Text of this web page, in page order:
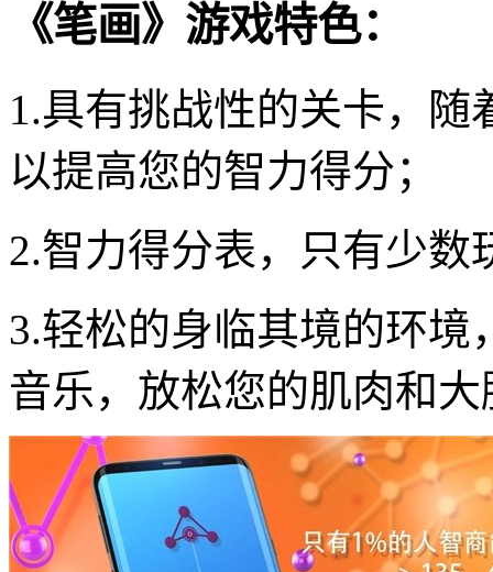
《笔画》游戏特色：
1.具有挑战性的关卡，
以提高您的智力得分；
2.智力得分表，只有少
3.轻松的身临其境的环
音乐，放松您的肌肉和大